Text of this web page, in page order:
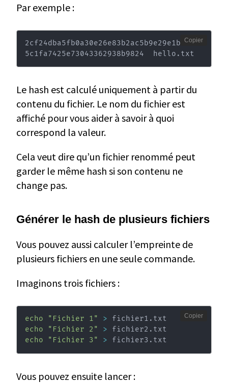
Par exemple :
2cf24dba5fb0a30e26e83b2ac5b9e29e1b161e
5c1fa7425e73043362938b9824  hello.txt
Copier
Le hash est calculé uniquement à partir du
contenu du fichier. Le nom du fichier est
affiché pour vous aider à savoir à quoi
correspond la valeur.
Cela veut dire qu’un fichier renommé peut
garder le même hash si son contenu ne
change pas.
Générer le hash de plusieurs fichiers
Vous pouvez aussi calculer l’empreinte de
plusieurs fichiers en une seule commande.
Imaginons trois fichiers :
echo "Fichier 1" >
echo
"Fichier 2" >
echo
"Fichier 3" > fichier3.txt
Copier
Vous pouvez ensuite lancer :